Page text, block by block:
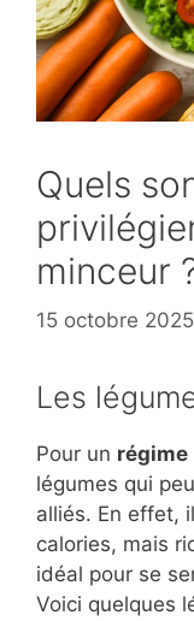
Quels
minceur
15 octobre 2025
Les
Pour un
légumes qui
alliés. En effet,
calories, mais
idéal pour se
Voici quelques